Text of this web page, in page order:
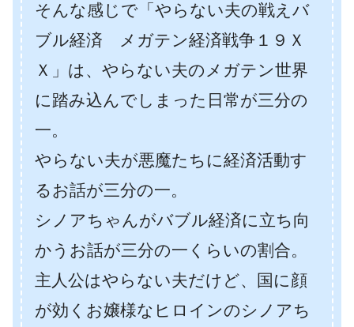
そんな感じで「やらない夫の戦えバ
ブル経済 メガテン経済戦争１９Ｘ
Ｘ」は、やらない夫のメガテン世界
に踏み込んでしまった日常が三分の
一。
やらない夫が悪魔たちに経済活動す
るお話が三分の一。
シノアちゃんがバブル経済に立ち向
かうお話が三分の一くらいの割合。
主人公はやらない夫だけど、国に顔
が効くお嬢様なヒロインのシノアち